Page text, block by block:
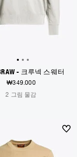
- 크루넥 스웨터
₩349.000
2 그림 물감